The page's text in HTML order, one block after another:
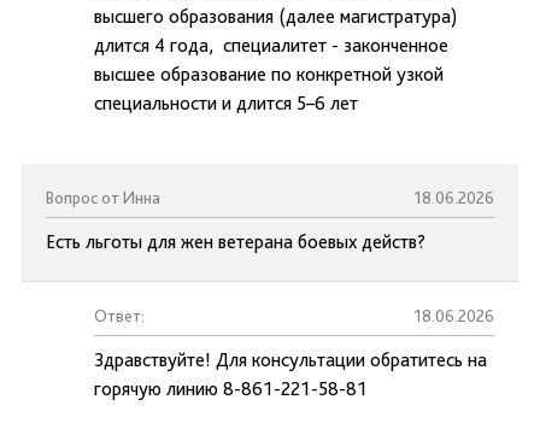
высшего образования (далее магистратура)
длится 4 года, специалитет - законченное
высшее образование по конкретной узкой
специальности и длится 5–6 лет
Вопрос от Инна 18.06.2026
Есть льготы для жен ветерана боевых действ?
Ответ: 18.06.2026
Здравствуйте! Для консультации обратитесь на
горячую линию 8-861-221-58-81